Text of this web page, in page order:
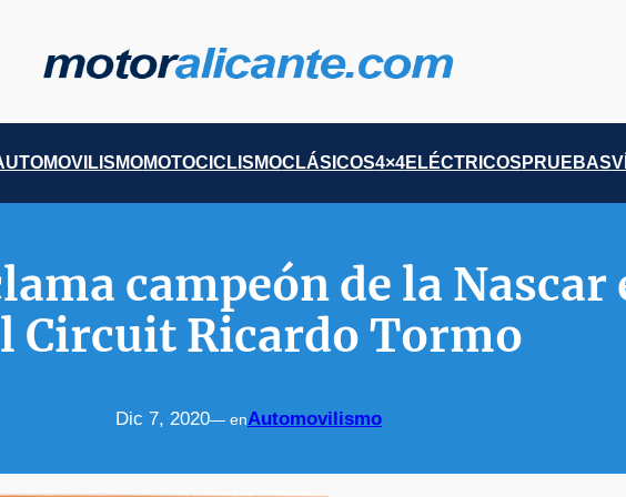
MOTOCICLISMOCLÁSICOS4×4ELÉCTRICOS PRUEBAS
campeón de la Nascar
Circuit Ricardo Tormo
Dic 7, 2020— enAutomovilismo